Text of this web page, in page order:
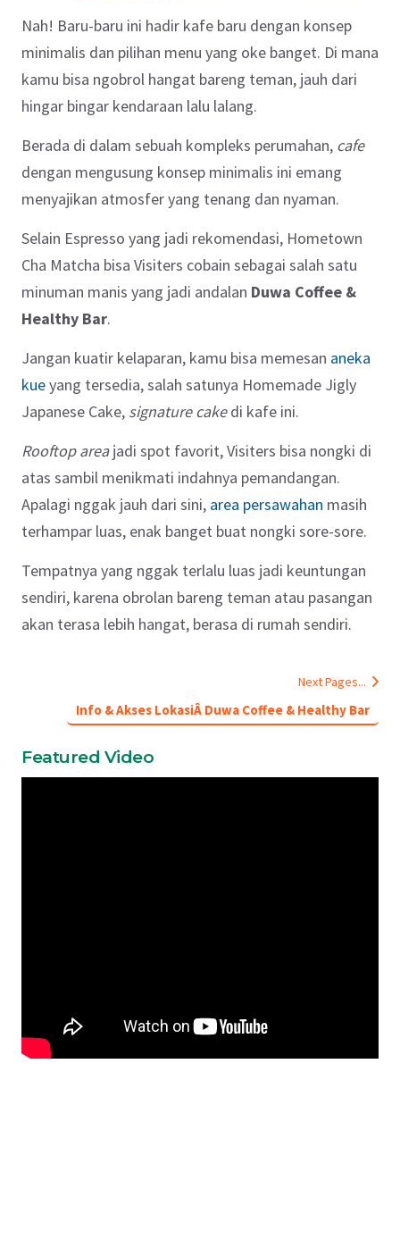
Nah! Baru-baru ini hadir kafe baru dengan konsep
minimalis dan pilihan menu yang oke banget. Di mana
kamu bisa ngobrol hangat bareng teman, jauh dari
hingar bingar kendaraan lalu lalang.
Berada di dalam sebuah kompleks perumahan, cafe
dengan mengusung konsep minimalis ini emang
menyajikan atmosfer yang tenang dan nyaman.
Selain Espresso yang jadi rekomendasi, Hometown
Cha Matcha bisa Visiters cobain sebagai salah satu
minuman manis yang jadi andalan Duwa Coffee &
Healthy Bar.
Jangan kuatir kelaparan, kamu bisa memesan aneka
kueyang tersedia, salah satunya Homemade Jigly
Japanese Cake, signature cakedi kafe ini.
Rooftop areajadi spot favorit, Visiters bisa nongki di
atas sambil menikmati indahnya pemandangan.
Apalagi nggak jauh dari sini, area persawahan masih
terhampar luas, enak banget buat nongki sore-sore.
Tempatnya yang nggak terlalu luas jadi keuntungan
sendiri, karena obrolan bareng teman atau pasangan
akan terasa lebih hangat, berasa di rumah sendiri.
Next Pages...
Info & Akses LokasiÂ Duwa Coffee & Healthy Bar
Featured Video